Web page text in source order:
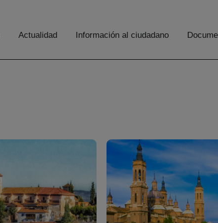
Actualidad Información al ciudadano